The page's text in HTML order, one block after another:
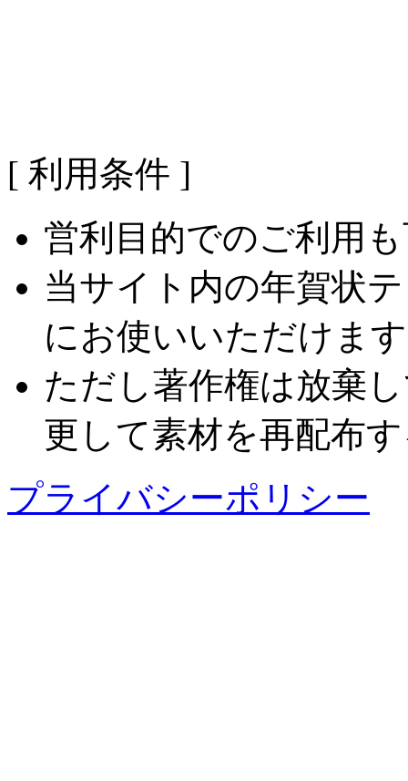
[ 利用条件 ]
営利目的でのご利用
当サイト内の年賀状
にお使いいただけま
ただし著作権は放棄
更して素材を再配布
プライバシーポリシー